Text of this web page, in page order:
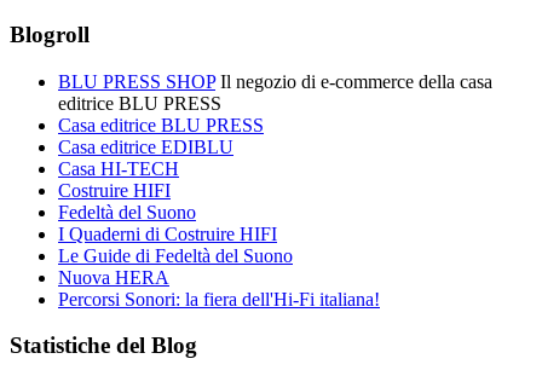
Blogroll
BLU PRESS SHOPIl negozio di e-commerce della casa
editrice BLU PRESS
Casa editrice BLU PRESS
Casa editrice EDIBLU
Casa HI-TECH
Costruire HIFI
Fedeltà del Suono
I Quaderni di Costruire HIFI
Le Guide di Fedeltà del Suono
Nuova HERA
Percorsi Sonori: la fiera dell'Hi-Fi italiana!
Statistiche del Blog